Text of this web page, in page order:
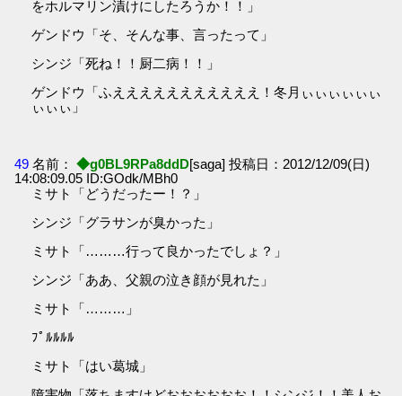
をホルマリン漬けにしたろうか！！」
ゲンドウ「そ、そんな事、言ったって」
シンジ「死ね！！厨二病！！」
ゲンドウ「ふえええええええええええ！冬月ぃぃぃぃぃぃ
ぃぃぃ」
49 名前： ◆g0BL9RPa8ddD[saga] 投稿日：2012/12/09(日)
14:08:09.05 ID:GOdk/MBh0
ミサト「どうだったー！？」
シンジ「グラサンが臭かった」
ミサト「………行って良かったでしょ？」
シンジ「ああ、父親の泣き顔が見れた」
ミサト「………」
ﾌﾟﾙﾙﾙﾙ
ミサト「はい葛城」